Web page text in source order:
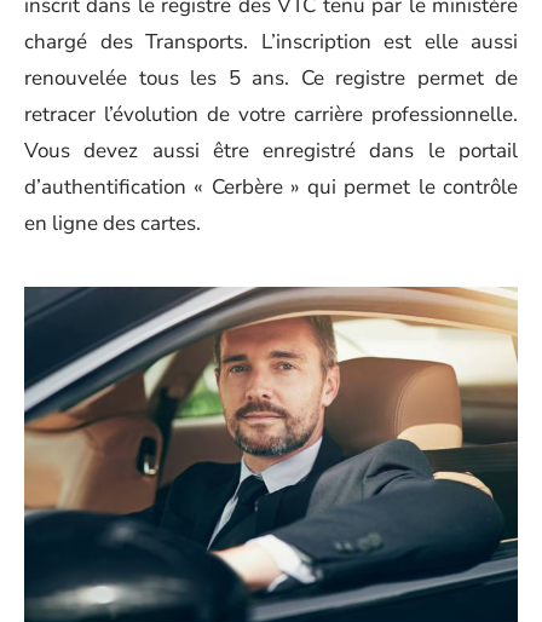
chargé des Transports. L’inscription est elle aussi
renouvelée tous les 5 ans. Ce registre permet de
retracer l’évolution de votre carrière professionnelle.
Vous devez aussi être enregistré dans le portail
d’authentification « Cerbère » qui permet le contrôle
en ligne des cartes.